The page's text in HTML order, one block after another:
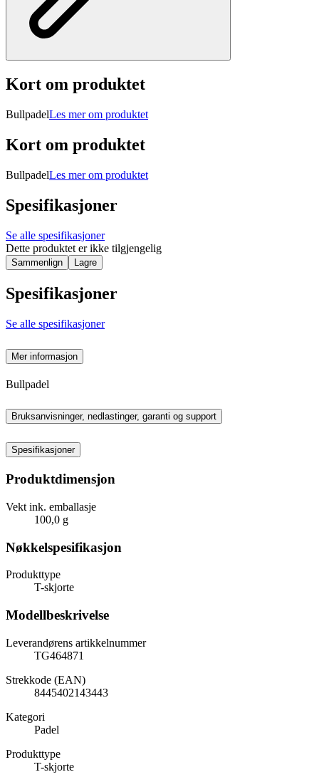
Kort om produktet
BullpadelLes mer om produktet
Kort om produktet
BullpadelLes mer om produktet
Spesifikasjoner
Se alle spesifikasjoner
Dette produktet er ikke tilgjengelig
Sammenlign Lagre
Spesifikasjoner
Se alle spesifikasjoner
Mer informasjon
Bullpadel
Bruksanvisninger, nedlastinger, garanti og support
Spesifikasjoner
Produktdimensjon
Vekt ink. emballasje
100,0 g
Nøkkelspesifikasjon
Produkttype
T-skjorte
Modellbeskrivelse
Leverandørens artikkelnummer
TG464871
Strekkode (EAN)
8445402143443
Kategori
Padel
Produkttype
T-skjorte